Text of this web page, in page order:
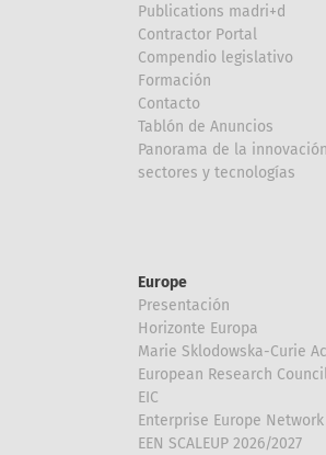
Publications madri+d
Contractor Portal
Compendio legislativo
Formación
Contacto
Tablón de Anuncios
Panorama de la
sectores y tecnologías
Europe
Presentación
Horizonte Europa
Marie Sklodowska-Curie
European Research
EIC
Enterprise Europe Network
EEN SCALEUP 2026/2027